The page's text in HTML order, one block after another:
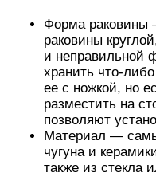
Форма раковины
раковины
и неправильной
хранить что-
ее с ножкой, но
разместить на
позволяют
Материал —
чугуна и
также из стекла